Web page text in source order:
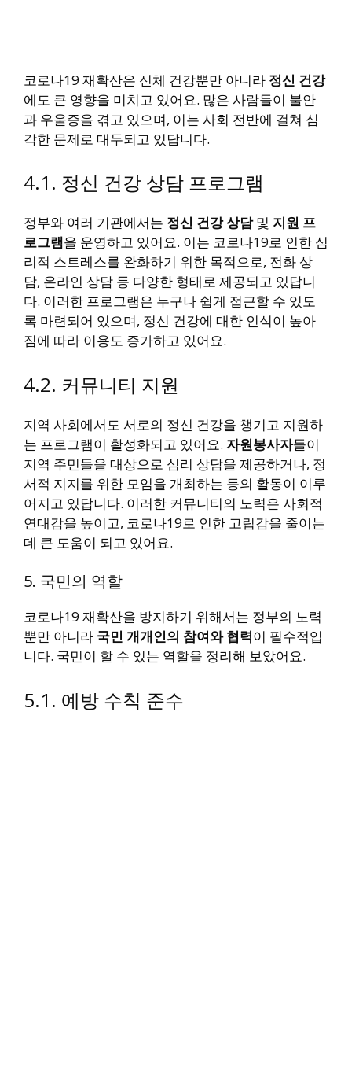
코로나19 재확산은 신체 건강뿐만 아니라 정신 건강
에도 큰 영향을 미치고 있어요. 많은 사람들이 불안
과 우울증을 겪고 있으며, 이는 사회 전반에 걸쳐 심
각한 문제로 대두되고 있답니다.
4.1. 정신 건강 상담 프로그램
정부와 여러 기관에서는 정신 건강 상담및 지원 프
로그램을 운영하고 있어요. 이는 코로나19로 인한 심
리적 스트레스를 완화하기 위한 목적으로, 전화 상
담, 온라인 상담 등 다양한 형태로 제공되고 있답니
다. 이러한 프로그램은 누구나 쉽게 접근할 수 있도
록 마련되어 있으며, 정신 건강에 대한 인식이 높아
짐에 따라 이용도 증가하고 있어요.
4.2. 커뮤니티 지원
지역 사회에서도 서로의 정신 건강을 챙기고 지원하
는 프로그램이 활성화되고 있어요. 자원봉사자들이
지역 주민들을 대상으로 심리 상담을 제공하거나, 정
서적 지지를 위한 모임을 개최하는 등의 활동이 이루
어지고 있답니다. 이러한 커뮤니티의 노력은 사회적
연대감을 높이고, 코로나19로 인한 고립감을 줄이는
데 큰 도움이 되고 있어요.
5. 국민의 역할
코로나19 재확산을 방지하기 위해서는 정부의 노력
뿐만 아니라 국민 개개인의 참여와 협력이 필수적입
니다. 국민이 할 수 있는 역할을 정리해 보았어요.
5.1. 예방 수칙 준수